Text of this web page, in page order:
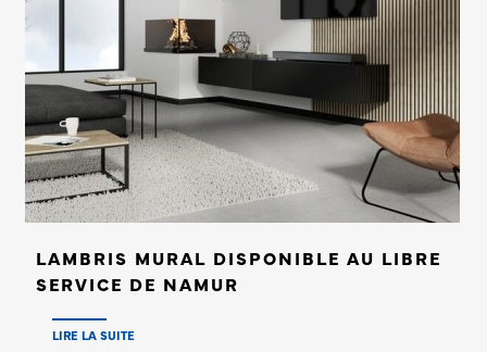
LAMBRIS MURAL DISPONIBLE AU LIBRE
SERVICE DE NAMUR
LIRE LA SUITE